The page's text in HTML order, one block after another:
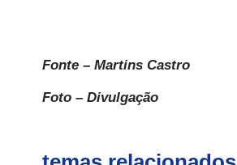
Fonte – Martins Castro
Foto – Divulgação